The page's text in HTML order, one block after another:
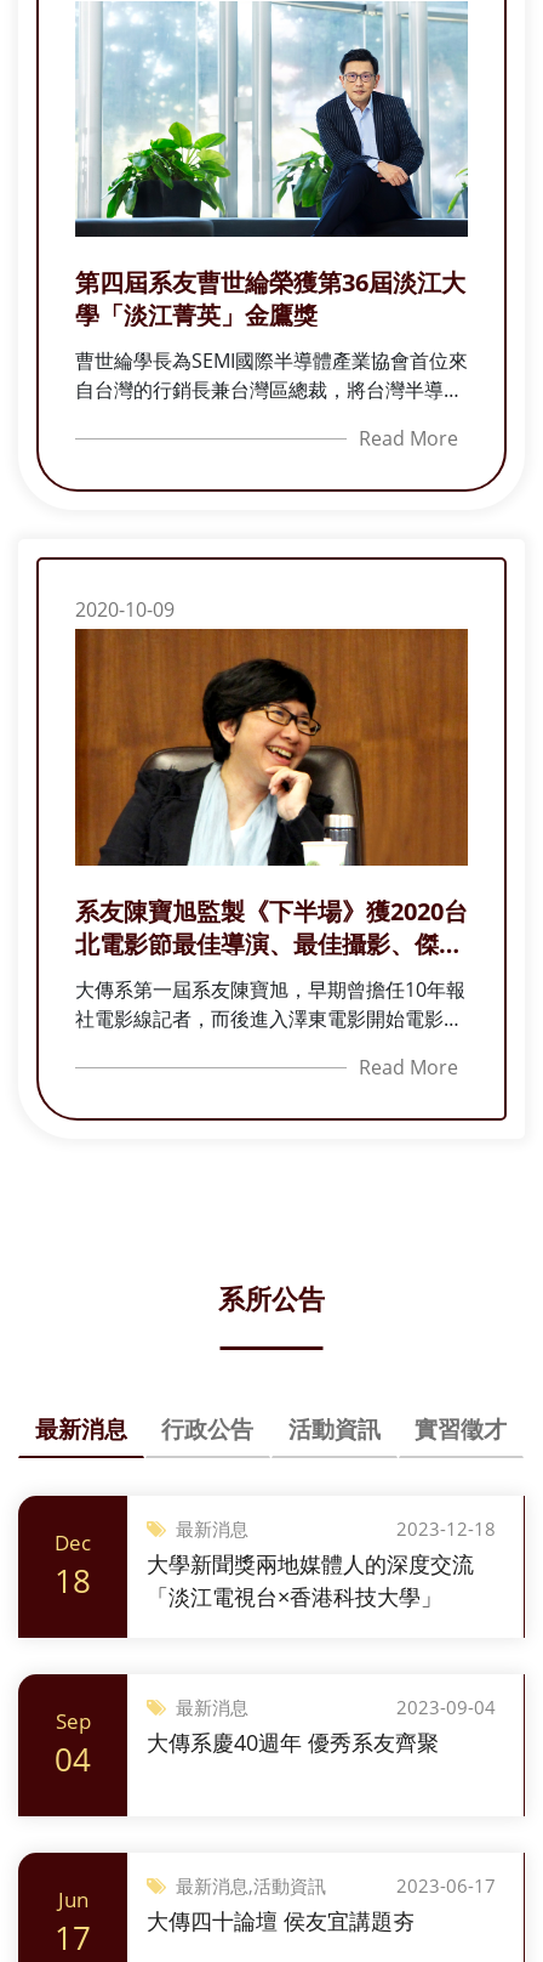
第四屆系友曹世綸榮獲第36屆淡江大
學「淡江菁英」金鷹獎
曹世綸學長為SEMI國際半導體產業協會首位來
自台灣的行銷長兼台灣區總裁，將台灣半導體
展全球雙邊產業互助對談。
Read More
2020-10-09
系友陳寶旭監製《下半場》獲2020台
北電影節最佳導演、最佳攝影、傑出
技術
大傳系第一屆系友陳寶旭，早期曾擔任10年報
社電影線記者，而後進入澤東電影開始電影幕
業製片，製作許多優質作品《下半場》《逆光
Read More
系所公告
最新消息 行政公告 活動資訊 實習徵才
Dec
18
最新消息 2023-12-18
大學新聞獎兩地媒體人的深度交流
「淡江電視台×香港科技大學」
Sep
04
最新消息 2023-09-04
大傳系慶40週年 優秀系友齊聚
Jun
17
最新消息,活動資訊 2023-06-17
大傳四十論壇 侯友宜講題夯